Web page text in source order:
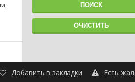
Добавить в закладки Есть